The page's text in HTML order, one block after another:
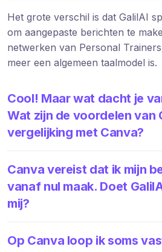
Het grote verschil is dat GalilAI
om aangepaste berichten te
netwerken van Personal
meer een algemeen taalmodel is.
Cool! Maar wat dacht je
Wat zijn de voordelen van
vergelijking met Canva?
Canva vereist dat ik mijn
vanaf nul maak. Doet
mij?
Op Canva loop ik soms